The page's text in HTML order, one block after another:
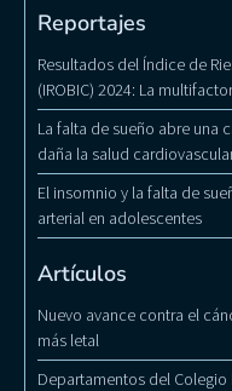
Reportajes
Resultados del Índice de
(IROBIC) 2024: La
La falta de sueño abre una
daña la salud
El insomnio y la falta de
arterial en adolescentes
Artículos
Nuevo avance contra el
más letal
Departamentos del